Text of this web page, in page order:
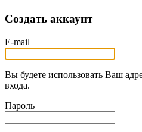
Создать аккаунт
E-mail
Вы будете использовать Ваш
входа.
Пароль